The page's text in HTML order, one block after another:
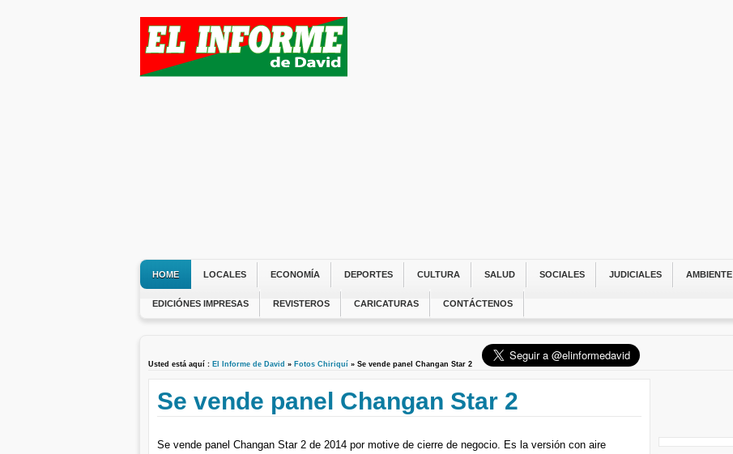
HOME LOCALES ECONOMÍA DEPORTES CULTURA SALUD SOCIALES JUDICIALES AMBIENTE
EDICIÓNES IMPRESAS REVISTEROS CARICATURAS CONTÁCTENOS
Usted está aquí : El Informe de David » Fotos Chiriquí » Se vende panel Changan Star 2
Se vende panel Changan Star 2
Se vende panel Changan Star 2 de 2014 por motive de cierre de negocio. Es la versión con aire